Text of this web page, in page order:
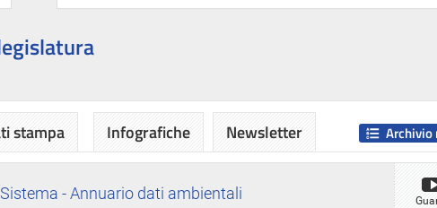
- Annuario dati ambientali
Archivio
stampa Infografiche Newsletter